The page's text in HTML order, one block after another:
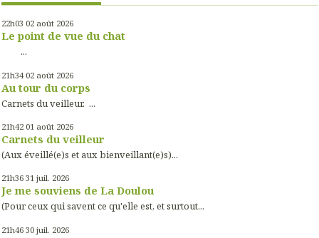
22h03 02 août 2026
Le point de vue du chat
...
21h34 02 août 2026
Au tour du corps
Carnets du veilleur. ...
21h42 01 août 2026
Carnets du veilleur
(Aux éveillé(e)s et aux bienveillant(e)s)...
21h36 31 juil. 2026
Je me souviens de La Doulou
(Pour ceux qui savent ce qu'elle est, et surtout...
21h46 30 juil. 2026